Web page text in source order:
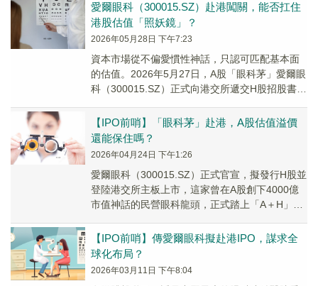
愛爾眼科（300015.SZ）赴港闖關，能否扛住
港股估值「照妖鏡」？
2026年05月28日 下午7:23
資本市場從不偏愛慣性神話，只認可匹配基本面
的估值。2026年5月27日，A股「眼科茅」愛爾眼
科（300015.SZ）正式向港交所遞交H股招股書，
【IPO前哨】「眼科茅」赴港，A股估值溢價
還能保住嗎？
2026年04月24日 下午1:26
愛爾眼科（300015.SZ）正式官宣，擬發行H股並
登陸港交所主板上市，這家曾在A股創下4000億
市值神話的民營眼科龍頭，正式踏上「A＋H」雙
【IPO前哨】傳愛爾眼科擬赴港IPO，謀求全
球化布局？
2026年03月11日 下午8:04